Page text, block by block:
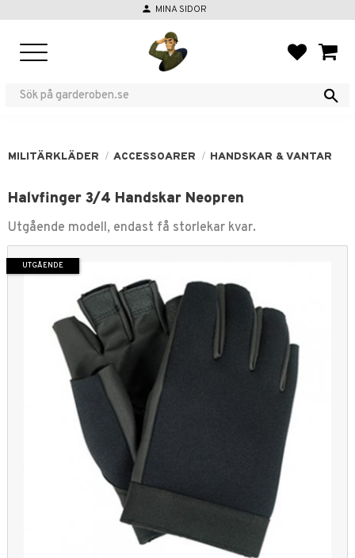
person MINA SIDOR
MILITÄRKLÄDER ACCESSOARER HANDSKAR & VANTAR
Halvfinger 3/4 Handskar Neopren
Utgående modell, endast få storlekar kvar.
UTGÅENDE